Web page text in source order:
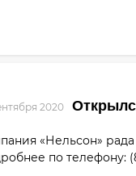
2020
«Нельсон»
по телефону: